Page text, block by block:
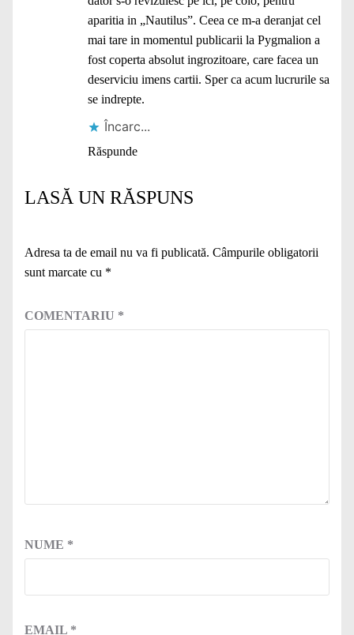
aparitia in „Nautilus”. Ceea ce m-a deranjat cel
mai tare in momentul publicarii la Pygmalion a
fost coperta absolut ingrozitoare, care facea un
deserviciu imens cartii. Sper ca acum lucrurile sa
se indrepte.
Încarc...
Răspunde
LASĂ UN RĂSPUNS
Adresa ta de email nu va fi publicată. Câmpurile obligatorii
sunt marcate cu *
COMENTARIU *
NUME *
EMAIL *